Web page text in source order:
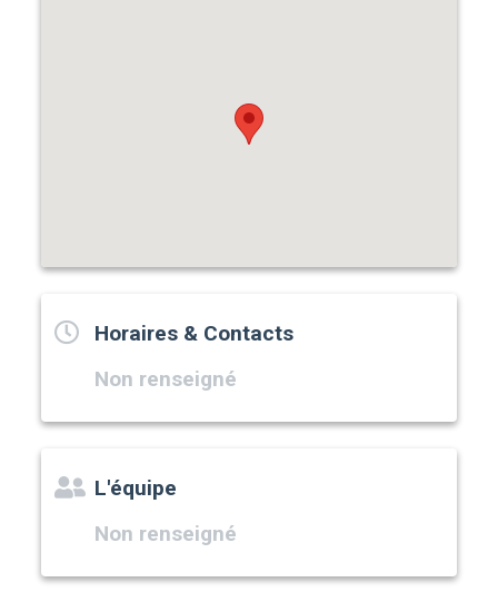
Horaires & Contacts
Non renseigné
L'équipe
Non renseigné